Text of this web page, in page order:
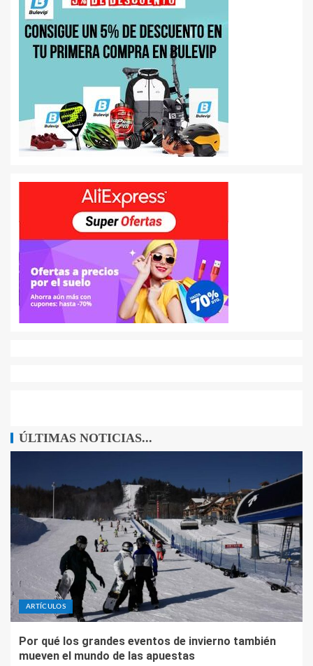
ÚLTIMAS NOTICIAS...
ARTÍCULOS
Por qué los grandes eventos de invierno también
mueven el mundo de las apuestas